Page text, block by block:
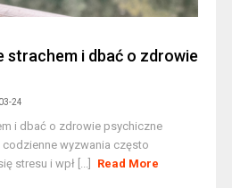
strachem i dbać o zdrowie
24
i dbać o zdrowie psychiczne
codzienne wyzwania często
stresu i wpł [...]
Read More